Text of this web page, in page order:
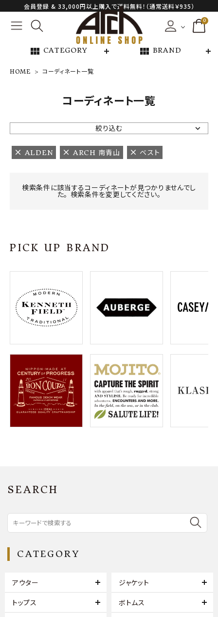
会員登録 & 33,000円以上購入で送料無料！（通常送料￥935）
0
view_module CATEGORY view_module BRAND
NEW ARRIVAL
ARCH EXCLUSIVE
BRAND
INFORMATION
ご利用ガイド
プライバシーポリシー
特定商取引法について
お問い合わせ
OFFICIAL WEB SITE
ACCOUNT MENU
ようこそ ゲスト 様
meeting_room ログイン 会員登録
HOME コーディネート一覧
コーディネート一覧
絞り込む
ALDEN ARCH 南青山 ベスト
検索条件に該当するコーディネートが見つかりませんでし
た。 検索条件を変更してください。
PICK UP BRAND
SEARCH
CATEGORY
アウター ジャケット
トップス ボトムス